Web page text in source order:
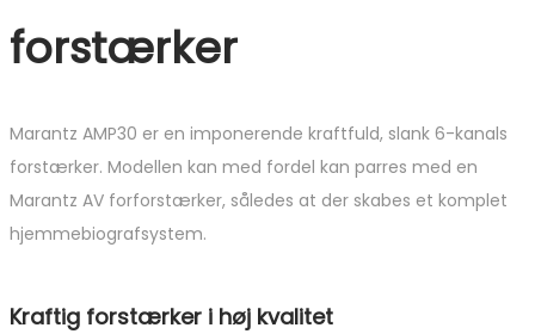
forstærker
Marantz AMP30 er en imponerende kraftfuld, slank 6-kanals
forstærker. Modellen kan med fordel kan parres med en
Marantz AV forforstærker, således at der skabes et komplet
hjemmebiografsystem.
Kraftig forstærker i høj kvalitet